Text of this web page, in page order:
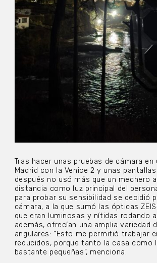
Tras hacer unas pruebas de cámara en
Madrid con la Venice 2 y unas
después no usó más que un mechero
distancia como luz principal del
para probar su sensibilidad se decidió
cámara, a la que sumó las ópticas
que eran luminosas y nítidas rodando a
además, ofrecían una amplia variedad
angulares: “Esto me permitió trabajar
reducidos, porque tanto la casa como
bastante pequeñas”, menciona.